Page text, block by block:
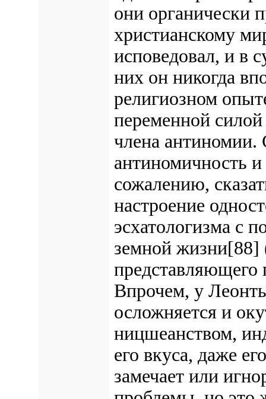
они органически
христианскому
исповедовал, и в
них он никогда
религиозном
переменной силой
члена антиномии.
антиномичность
сожалению,
настроение
эсхатологизма с
земной
Впрочем, у
осложняется и
ницшеанством,
его вкуса, даже
замечает или